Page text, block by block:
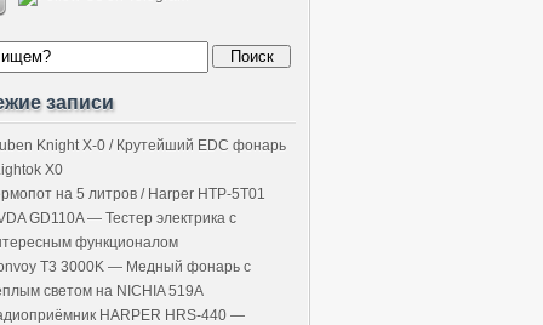
записи
Knight X-0 / Крутейший EDC фонарь
X0
на 5 литров / Harper HTP-5T01
GD110A — Тестер электрика с
функционалом
T3 3000K — Медный фонарь с
светом на NICHIA 519A
HARPER HRS-440 —